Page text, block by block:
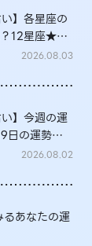
】各星座の
12星座★徹
2026.08.03
】今週の運
日の運勢
2026.08.02
あなたの運